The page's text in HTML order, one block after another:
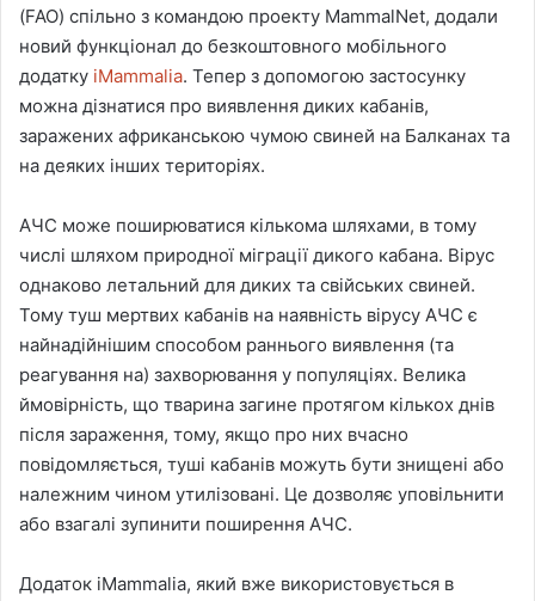
w
o
n
X
a
n
e
m
a
(FAO) спільно з командою проекту MammalNet, додали
новий функціонал до безкоштовного мобільного
додатку iMammalia. Тепер з допомогою застосунку
можна дізнатися про виявлення диких кабанів,
заражених африканською чумою свиней на Балканах та
на деяких інших територіях.
АЧС може поширюватися кількома шляхами, в тому
числі шляхом природної міграції дикого кабана. Вірус
однаково летальний для диких та свійських свиней.
Тому туш мертвих кабанів на наявність вірусу АЧС є
найнадійнішим способом раннього виявлення (та
реагування на) захворювання у популяціях. Велика
ймовірність, що тварина загине протягом кількох днів
після зараження, тому, якщо про них вчасно
повідомляється, туші кабанів можуть бути знищені або
належним чином утилізовані. Це дозволяє уповільнити
або взагалі зупинити поширення АЧС.
Додаток iMammalia, який вже використовується в